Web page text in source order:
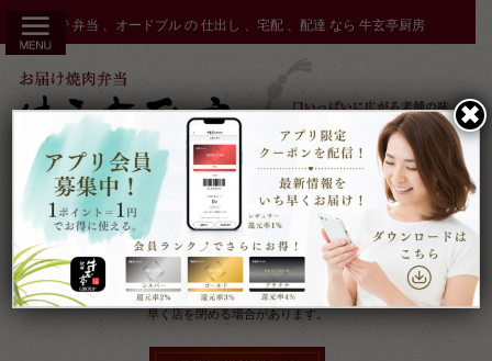
ツ
秋田市 で 弁当 、オードブル の 仕出し 、宅配 、配達 なら 牛玄亭厨房
受付：9時～17時 締切：前日15時まで
定休：元日 その他不定休
ケータリングやその他のご予約により
早く店を閉める場合があります。
✖︎